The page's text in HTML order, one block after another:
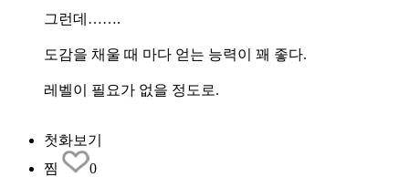
그런데…….
도감을 채울 때 마다 얻는 능력이 꽤 좋다.
레벨이 필요가 없을 정도로.
첫화보기
찜
0